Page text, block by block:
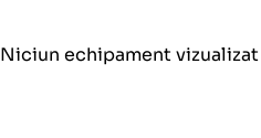
Niciun echipament